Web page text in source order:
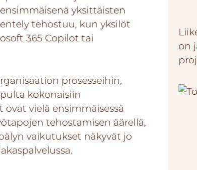
yksittäisten
tehostuu, kun yksilöt
365 Copilot tai
prosesseihin,
kokonaisiin
vielä ensimmäisessä
tehostamisen äärellä,
vaikutukset näkyvät jo
on